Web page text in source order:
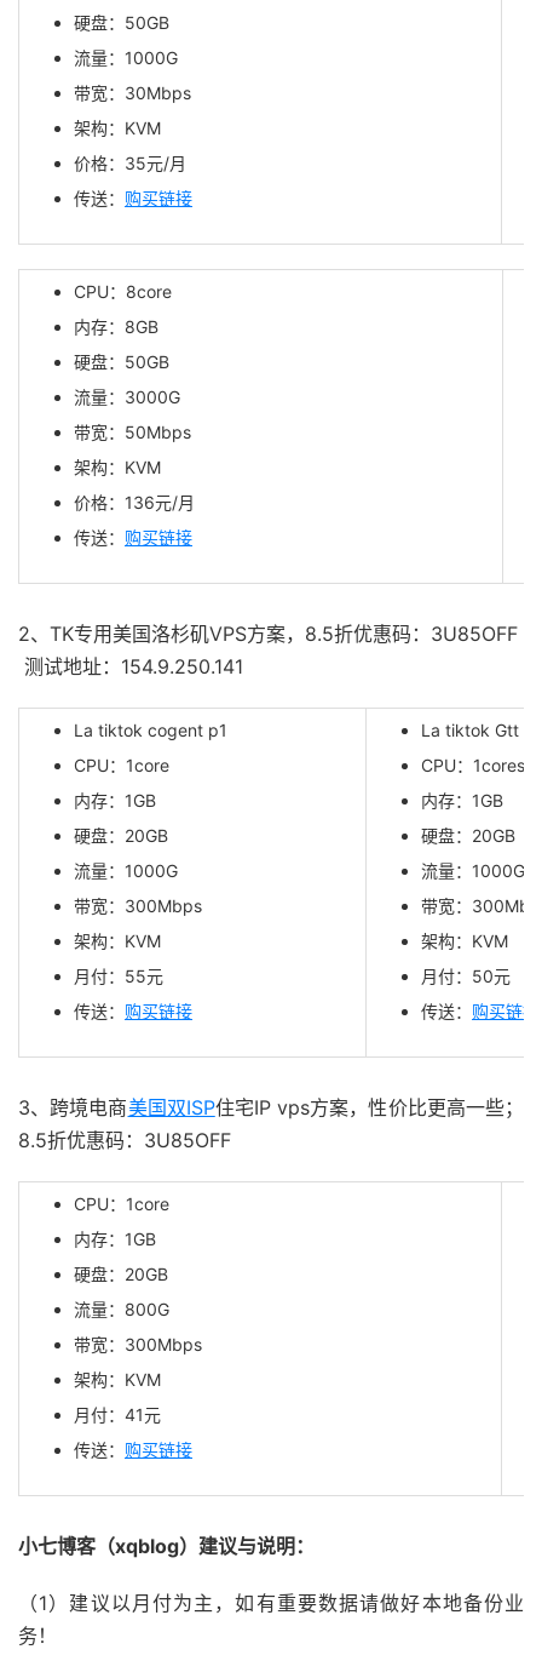
硬盘：50GB
流量：1000G
带宽：30Mbps
架构：KVM
价格： 35元/月
传送： 购买链接
CPU：8core
内存：8GB
硬盘：50GB
流量：3000G
带宽：50Mbps
架构：KVM
价格：136元/月
传送： 购买链接
2、TK专用美国洛杉矶VPS方案，8.5折优惠码：3U85OFF
测试地址：154.9.250.141
La tiktok cogent p1
CPU：1core
内存：1GB
硬盘：20GB
流量：1000G
带宽：300Mbps
架构：KVM
月付： 55元
传送： 购买链接
La tiktok Gtt p1
CPU：1cores
内存：1GB
硬盘：20GB
流量：1000G
带宽：
架构：KVM
月付：50元
传送： 购买链接
3、跨境电商美国双ISP住宅IP vps方案，性价比更高一些；
8.5折优惠码：3U85OFF
CPU：1core
内存：1GB
硬盘：20GB
流量：800G
带宽：300Mbps
架构：KVM
月付： 41元
传送： 购买链接
小七博客（xqblog）建议与说明：
（1）建议以月付为主，如有重要数据请做好本地备份业
务！